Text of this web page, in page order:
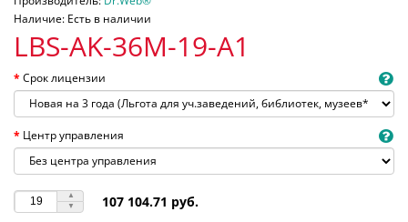
Наличие: Есть в наличии
LBS-AK-36M-19-A1
Срок лицензии
Центр управления
107 104.71 руб.